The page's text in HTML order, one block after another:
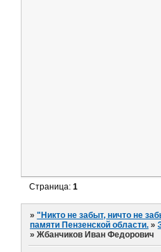
Страница:1
»"Никто не забыт, ничто не
памяти Пензенской области. »
»Жбанчиков Иван Федорович